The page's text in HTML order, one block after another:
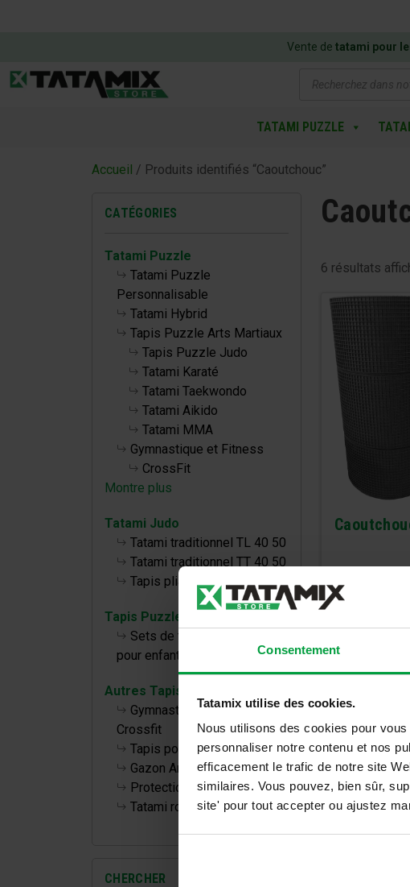
Consentement
Tatamix utilise des cookies.
Nous utilisons des cookies pour
personnaliser notre contenu et nos
efficacement le trafic de notre site
similaires. Vous pouvez, bien sûr,
site' pour tout accepter ou ajustez
Vente de tatami pour
de
TATAMI PUZZLE
Accueil / Produits identifiés “Caoutchouc”
CATÉGORIES
Tatami Puzzle
Tatami Puzzle
Personnalisable
Tatami Hybrid
Tapis Puzzle Arts Martiaux
Tapis Puzzle Judo
Tatami Karaté
Tatami Taekwondo
Tatami Aikido
Tatami MMA
Gymnastique et Fitness
CrossFit
Montre plus
Tatami Judo
Tatami traditionnel TL 40 50
Tatami traditionnel TT 40 50
Tapis pliables
Tapis Puzzle bébé
Sets de tapis de puzzle
pour enfants
Autres Tapis
Gymnastique, Fitness et
Crossfit
Tapis pour la maison
Gazon Artificiel
Protections Murales
Tatami roulable
CHERCHER
6 résultats